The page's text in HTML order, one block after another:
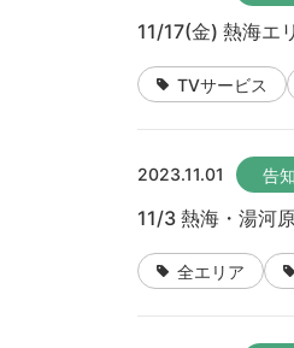
11/17(金) 熱海エ
TVサービス
2023.11.01 告知
11/3 熱海・湯河
全エリア